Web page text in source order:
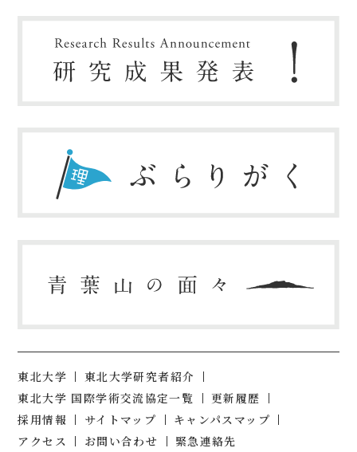
東北大学
東北大学研究者紹介
東北大学 国際学術交流協定一覧
更新履歴
採用情報
サイトマップ
キャンパスマップ
アクセス
お問い合わせ 緊急連絡先